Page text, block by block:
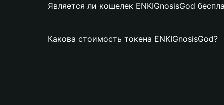
Является ли кошелек ENKIGnosisGod
Какова стоимость токена ENKIGnosisGod?